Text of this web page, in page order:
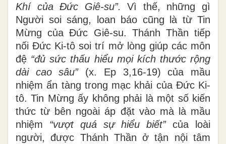
KhícủaĐức Giê-su”.Vì thế, những gì
Người soi sáng, loan báo cũng là từ Tin
Mừng của Đức Giê-su. Thánh Thần tiếp
nối Đức Ki-tô soi trí mở lòng giúp các môn
đệ “đủ sức thấu hiểu mọi kích thước rộng
dài cao sâu”
(x. Ep 3,16-19) của mầu
nhiệm ẩn tàng trong mạc khải của Đức Ki-
tô. Tin Mừng ấy không phải là một số kiến
thức từ bên ngoài áp đặt vào mà là mầu
nhiệm “vượt quásựhiểu biết” của loài
người, được Thánh Thần ở tận nội tâm